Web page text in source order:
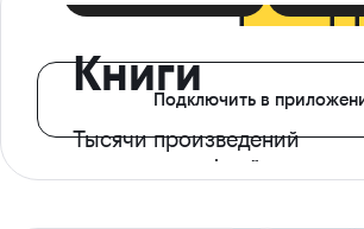
Книги
Тысячи произведений
с доступом офлайн
Подключить в